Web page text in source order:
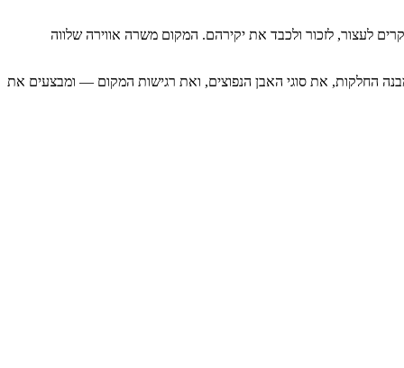
לעצור, לזכור ולכבד את יקירהם. המקום משרה אווירה שלווה
החלקות, את סוגי האבן הנפוצים, ואת רגישות המקום — ומבצעים את